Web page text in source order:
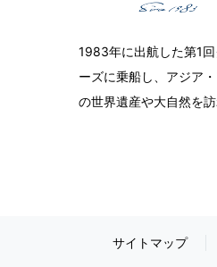
1983年に出航した第1
ーズに乗船し、アジア
の世界遺産や大自然を
サイトマップ